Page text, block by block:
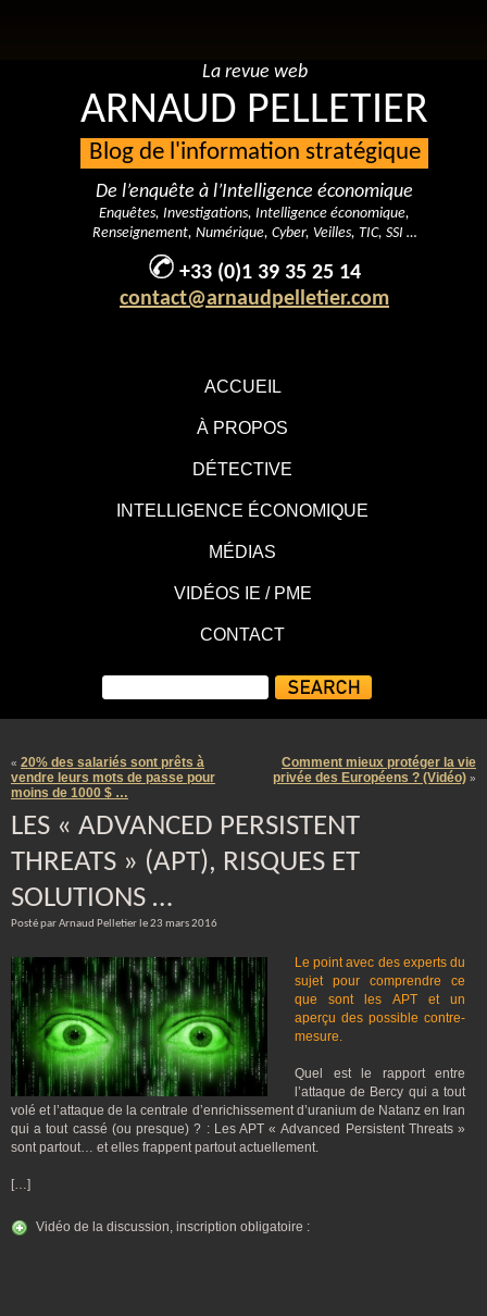
ACCUEIL
À PROPOS
DÉTECTIVE
INTELLIGENCE ÉCONOMIQUE
MÉDIAS
VIDÉOS IE / PME
CONTACT
La revue web
ARNAUD PELLETIER
Blog de l'information stratégique
De l’enquête à l’Intelligence économique
Enquêtes, Investigations, Intelligence économique,
Renseignement, Numérique, Cyber, Veilles, TIC, SSI …
+33 (0)1 39 35 25 14
contact@arnaudpelletier.com
« 20% des salariés sont prêts à
vendre leurs mots de passe pour
moins de 1000 $ …
Comment mieux protéger la vie
privée des Européens ? (Vidéo) »
LES « ADVANCED PERSISTENT
THREATS » (APT), RISQUES ET
SOLUTIONS …
Posté par Arnaud Pelletier le 23 mars 2016
Le point avec des experts du
sujet pour comprendre ce
que sont les APT et un
aperçu des possible contre-
mesure.
Quel est le rapport entre
l’attaque de Bercy qui a tout
volé et l’attaque de la centrale d’enrichissement d’uranium de Natanz en Iran
qui a tout cassé (ou presque) ? : Les APT « Advanced Persistent Threats »
sont partout… et elles frappent partout actuellement.
[…]
Vidéo de la discussion, inscription obligatoire :